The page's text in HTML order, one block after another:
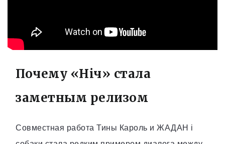
Почему «Ніч» стала
заметным релизом
Совместная работа Тины Кароль и ЖАДАН і